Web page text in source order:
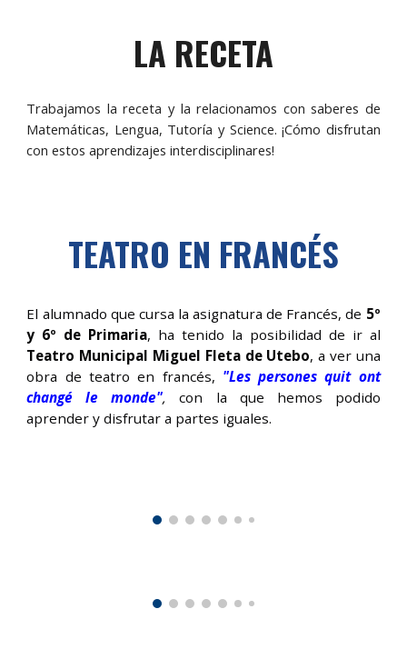
LA RECETA
Trabajamos la receta y la relacionamos con saberes de
Matemáticas, Lengua, Tutoría y Science. ¡Cómo disfrutan
con estos aprendizajes interdisciplinares!
TEATRO EN FRANCÉS
El alumnado que cursa la asignatura de Francés, de 5º
y 6º de Primaria, ha tenido la posibilidad de ir al
Teatro Municipal Miguel Fleta de Utebo, a ver una
obra de teatro en francés, "Les persones quit ont
changé le monde", con la que hemos podido
aprender y disfrutar a partes iguales.